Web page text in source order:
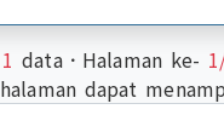
1data．Halaman ke-
halaman dapat